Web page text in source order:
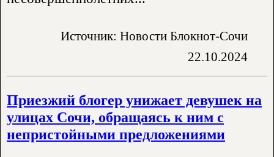
Источник: Новости Блокнот-Сочи
22.10.2024
Приезжий блогер унижает девушек на
улицах Сочи, обращаясь к ним с
непристойными предложениями